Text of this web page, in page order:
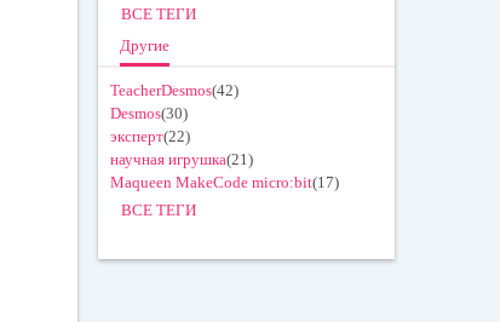
ВСЕ ТЕГИ
Другие
TeacherDesmos(42)
Desmos(30)
эксперт(22)
научная игрушка(21)
Maqueen MakeCode micro:bit(17)
ВСЕ ТЕГИ